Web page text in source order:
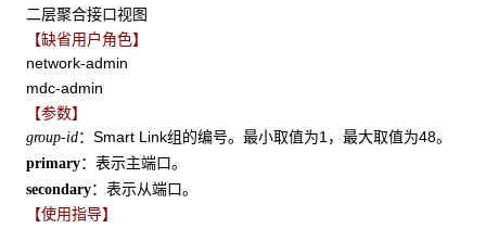
二层聚合接口视图
【缺省用户角色】
network-admin
mdc-admin
【参数】
group-id：Smart Link组的编号。最小取值为1，最大取值为48。
primary：表示主端口。
secondary：表示从端口。
【使用指导】